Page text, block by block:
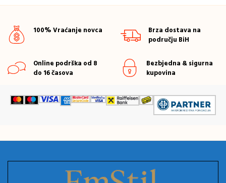
100% Vraćanje novca
Brza dostava na
području BiH
Online podrška od 8
do 16 časova
Bezbjedna & sigurna
kupovina